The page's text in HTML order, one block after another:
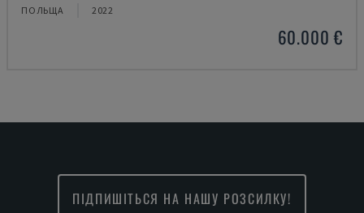
ПОЛЬЩА 2022
60.000 €
ПІДПИШІТЬСЯ НА НАШУ РОЗСИЛКУ!